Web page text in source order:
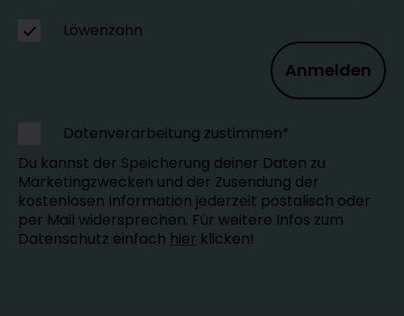
Anmelden
Löwenzahn
Datenverarbeitung zustimmen*
Du kannst der Speicherung deiner Daten zu
Marketingzwecken und der Zusendung der
kostenlosen Information jederzeit postalisch oder
per Mail widersprechen. Für weitere Infos zum
Datenschutz einfach hier klicken!